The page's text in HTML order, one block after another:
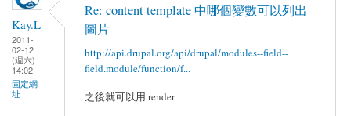
Kay.L
2011-
02-12
(週六)
14:02
固定網
址
Re: content template 中哪個變數可以列出
圖片
http://api.drupal.org/api/drupal/modules--field--
field.module/function/f...
之後就可以用 render